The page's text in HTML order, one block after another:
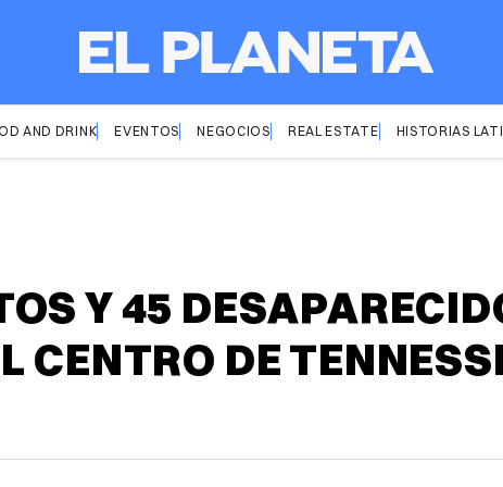
AND DRINK EVENTOS NEGOCIOS REAL ESTATE HISTORIAS
Y 45
CENTRO DE